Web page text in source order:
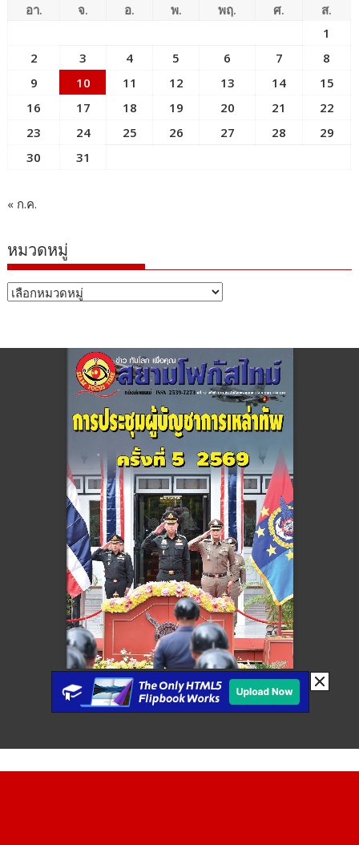
อา. จ. อ. พ. พฤ. ศ.
ส.
1
2
3 4 5 6 7
8
9
10 11 12 13 14
15
16
17 18 19 20 21
22
23
24 25 26 27 28
29
30
31
« ก.ค.
หมวดหมู่
หมวด